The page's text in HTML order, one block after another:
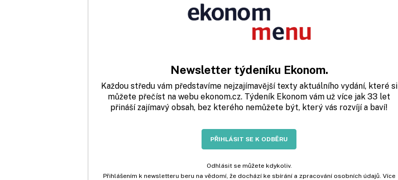
Newsletter týdeníku Ekonom.
Každou středu vám představíme nejzajímavější texty aktuálního vydání, které si
můžete přečíst na webu ekonom.cz. Týdeník Ekonom vám už více jak 33 let
přináší zajímavý obsah, bez kterého nemůžete být, který vás rozvíjí a baví!
PŘIHLÁSIT SE K ODBĚRU
Odhlásit se můžete kdykoliv.
Přihlášením k newsletteru beru na vědomí, že dochází ke sbírání a zpracování osobních údajů. Více